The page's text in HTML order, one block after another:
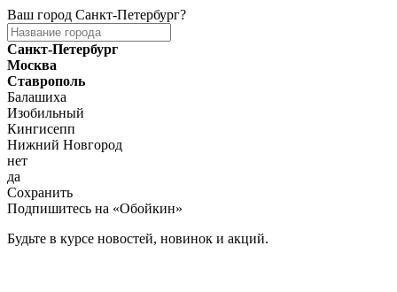
Ваш город Санкт-Петербург?
Санкт-Петербург
Москва
Ставрополь
Балашиха
Изобильный
Кингисепп
Нижний Новгород
нет
да
Сохранить
Подпишитесь на «Обойкин»
Будьте в курсе новостей, новинок и акций.